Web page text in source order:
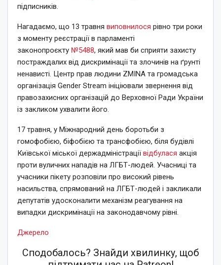
підписників.
Нагадаємо, що 13 травня виповнилося рівно три роки
з моменту реєстрації в парламенті
законопроєкту №5488, який мав би сприяти захисту
постраждалих від дискримінації та злочинів на ґрунті
ненависті. Центр прав людини ZMINA та громадська
організація Gender Stream ініціювали звернення від
правозахисних організацій до Верховної Ради України
із закликом ухвалити його.
17 травня, у Міжнародний день боротьби з
гомофобією, біфобією та трансфобією, біля будівлі
Київської міської держадміністрації відбулася акція
проти вуличних нападів на ЛГБТ-людей. Учасниці та
учасники пікету розповіли про високий рівень
насильства, спрямований на ЛГБТ-людей і закликали
депутатів удосконалити механізм реагування на
випадки дискримінації на законодавчому рівні.
Джерело
Сподобалось? Знайди хвилинку, щоб